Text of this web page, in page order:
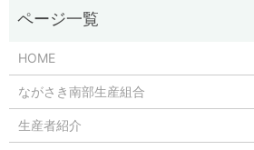
HOME
ながさき南部生産組合
生産者紹介